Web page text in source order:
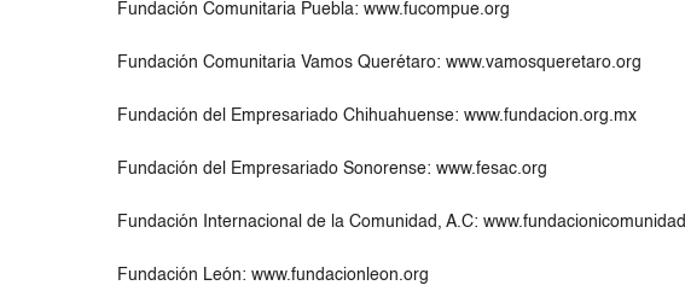
Fundación Comunitaria Puebla: www.fucompue.org
Fundación Comunitaria Vamos Querétaro: www.vamosqueretaro.org
Fundación del Empresariado Chihuahuense: www.fundacion.org.mx
Fundación del Empresariado Sonorense: www.fesac.org
Fundación Internacional de la Comunidad, A.C: www.fundacionicomunidad
Fundación León: www.fundacionleon.org